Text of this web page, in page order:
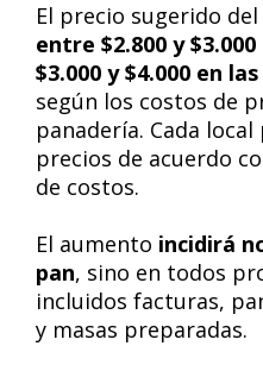
El precio sugerido
entre $2.800 y
$3.000 y $4.000 en
según los costos de
panadería. Cada
precios de acuerdo
de costos.
El aumento incidirá
pan, sino en todos
incluidos facturas,
y masas preparadas.